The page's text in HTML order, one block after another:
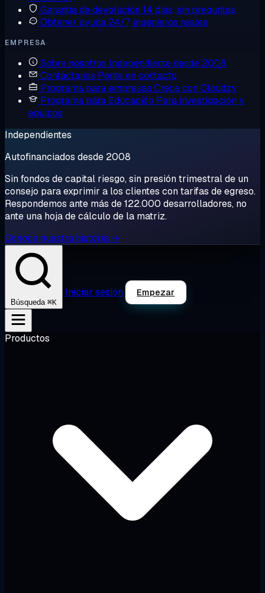
Garantía de devolución 14 días, sin preguntas
Obtener ayuda 24/7, ingenieros reales
EMPRESA
Sobre nosotros Independiente desde 2008
Contáctanos Ponte en contacto
Programa para empresas Crece con Cloudzy
Programa para Educación Para investigación y
equipos
Independientes
Autofinanciados desde 2008
Sin fondos de capital riesgo, sin presión trimestral de un
consejo para exprimir a los clientes con tarifas de egreso.
Respondemos ante más de 122.000 desarrolladores, no
ante una hoja de cálculo de la matriz.
Conoce nuestra historia →
Búsqueda ⌘K
Iniciar sesión Empezar
Productos